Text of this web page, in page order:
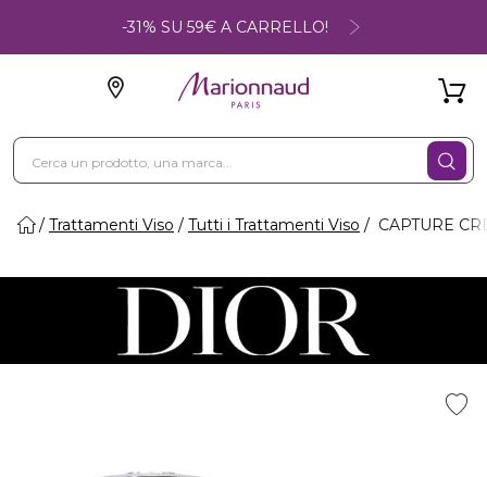
-31% SU 59€ A CARRELLO!
Trattamenti Viso Tutti i Trattamenti Viso CAPTURE